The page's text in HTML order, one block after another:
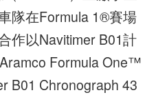
隊在Formula 1®賽場
作以Navitimer B01計
Formula One™
B01 Chronograph 43